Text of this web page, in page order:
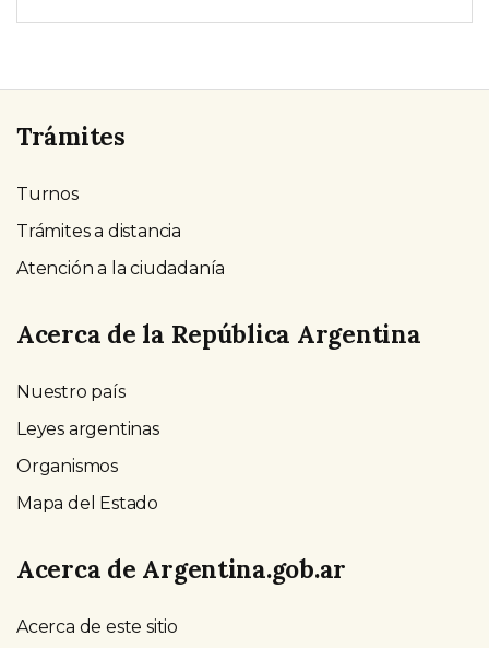
Trámites
Turnos
Trámites a distancia
Atención a la ciudadanía
Acerca de la República Argentina
Nuestro país
Leyes argentinas
Organismos
Mapa del Estado
Acerca de Argentina.gob.ar
Acerca de este sitio